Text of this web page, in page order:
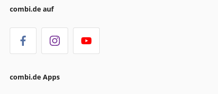
combi.de auf
combi.de Apps